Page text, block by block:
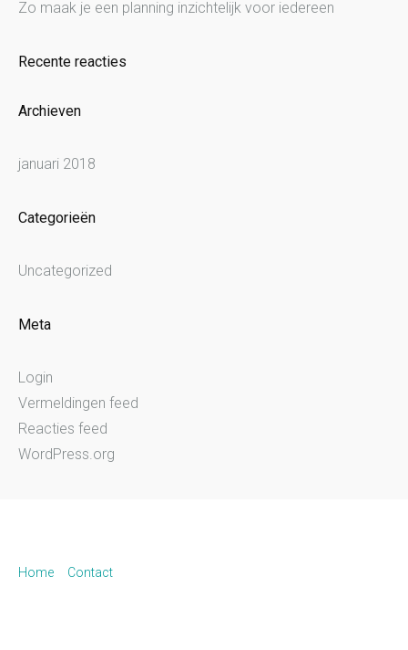
Zo maak je een planning inzichtelijk voor iedereen
Recente reacties
Archieven
januari 2018
Categorieën
Uncategorized
Meta
Login
Vermeldingen feed
Reacties feed
WordPress.org
Home Contact